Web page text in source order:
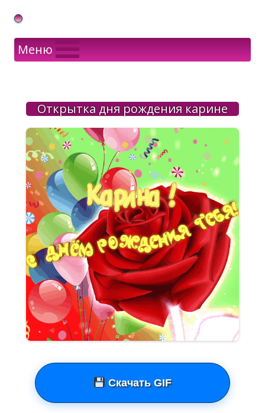
Gif Открытки в подарок
Меню
Открытка дня рождения карине
Скачать GIF